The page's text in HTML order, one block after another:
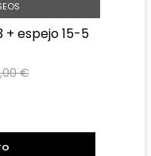
+ espejo 15-5
€
CAMBRIAN